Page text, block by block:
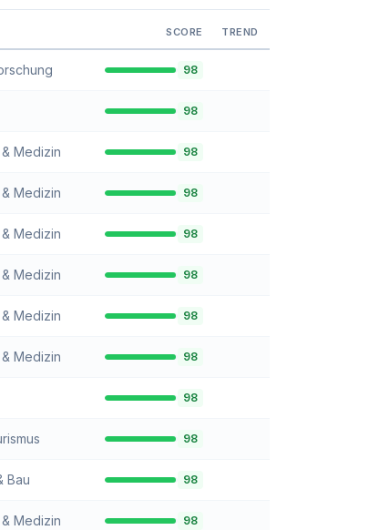
SCORE TREND
98
98
Medizin 98
Medizin 98
Medizin 98
Medizin 98
Medizin 98
Medizin 98
98
98
Bau 98
Medizin 98